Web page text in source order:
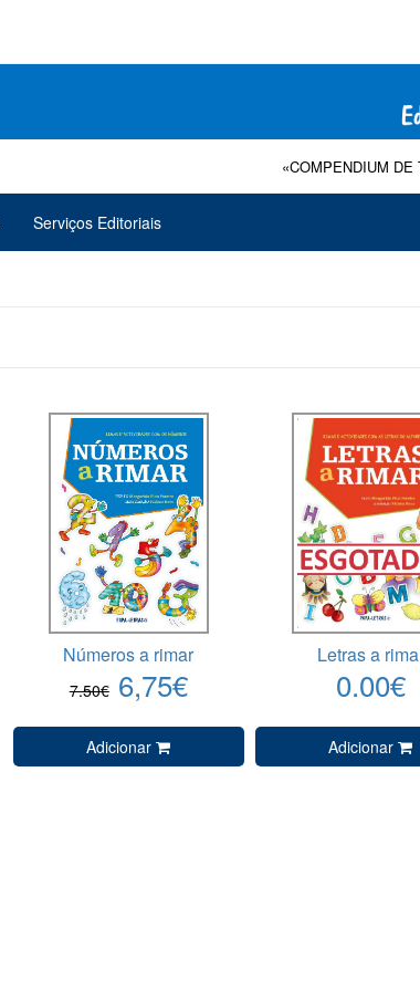
«COMPENDIUM DE
Serviços Editoriais
Números a rimar
7.50€ 6,75€
Adicionar
Letras a
0.00€
Adicionar